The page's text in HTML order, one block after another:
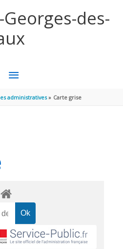
des-
MENU
PRINCIPAL
administratives Carte grise